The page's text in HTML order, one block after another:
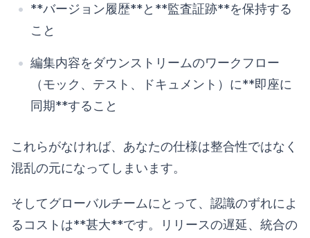
**バージョン履歴**と**監査証跡**を保持する
こと
編集内容をダウンストリームのワークフロー
（モック、テスト、ドキュメント）に**即座に
同期**すること
これらがなければ、あなたの仕様は整合性ではなく
混乱の元になってしまいます。
そしてグローバルチームにとって、認識のずれによ
るコストは**甚大**です。リリースの遅延、統合の